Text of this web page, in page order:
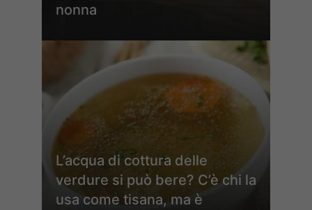
nonna
L’acqua di cottura delle
verdure si può bere? C’è chi la
usa come tisana, ma è